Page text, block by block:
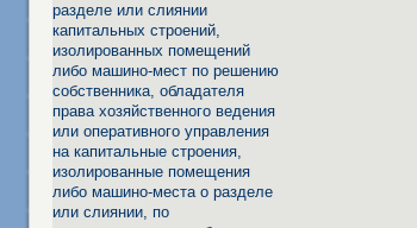
разделе или слиянии
капитальных строений,
изолированных помещений
либо машино-мест по решению
собственника, обладателя
права хозяйственного ведения
или оперативного управления
на капитальные строения,
изолированные помещения
либо машино-места о разделе
или слиянии, по